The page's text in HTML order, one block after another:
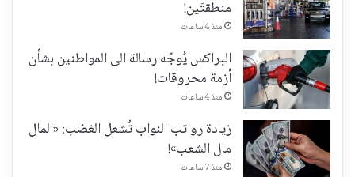
منطقتَين!
منذ 4 ساعات
البراكس يُوجّه رسالة الى المواطنين بشأن
أزمة محروقات!
منذ 4 ساعات
زيادة رواتب النواب تُشعل الغضب: «المال
مال الشعب»!
منذ 7 ساعات